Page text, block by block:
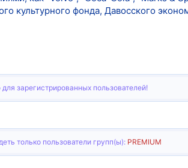
культурного фонда, Давосского
зарегистрированных пользователей!
только пользователи групп(ы): PREMIUM